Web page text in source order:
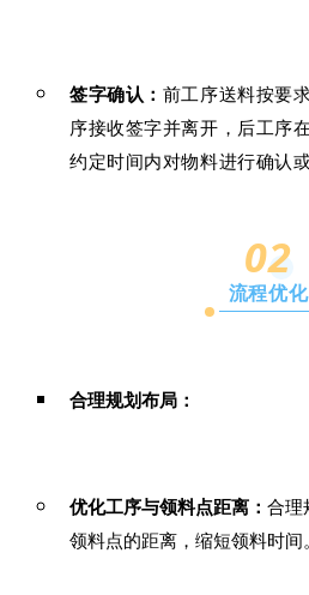
签字确认： 前工序送料按要
序接收签字并离开，后工序
约定时间内对物料进行确认或
02
流程优化
合理规划布局：
优化工序与领料点距离： 合理
领料点的距离，缩短领料时间。